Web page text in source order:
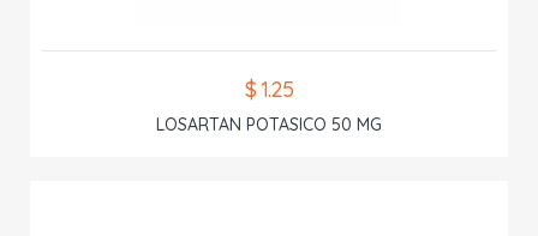
$ 1.25
LOSARTAN POTASICO 50 MG